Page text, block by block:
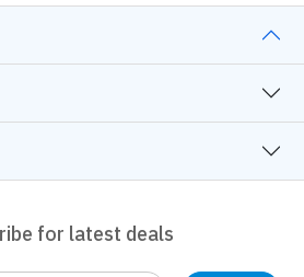
for latest deals